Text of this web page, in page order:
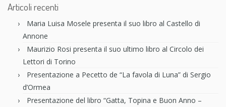
Articoli recenti
Maria Luisa Mosele presenta il suo libro al Castello di
Annone
Maurizio Rosi presenta il suo ultimo libro al Circolo dei
Lettori di Torino
Presentazione a Pecetto de “La favola di Luna” di Sergio
d’Ormea
Presentazione del libro “Gatta, Topina e Buon Anno –